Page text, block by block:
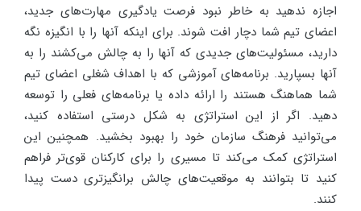
اجازه ندهید به خاطر نبود فرصت یادگیری مهارت‌های جدید،
اعضای تیم شما دچار افت شوند. برای اینکه آنها را با انگیزه نگه
دارید، مسئولیت‌های جدیدی که آنها را به چالش می‌کشند را به
آنها بسپارید. برنامه‌های آموزشی که با اهداف شغلی اعضای تیم
شما هماهنگ هستند را ارائه داده یا برنامه‌های فعلی را توسعه
دهید. اگر از این استراتژی به شکل درستی استفاده کنید،
می‌توانید فرهنگ سازمان خود را بهبود بخشید. همچنین این
استراتژی کمک می‌کند تا مسیری را برای کارکنان قوی‌تر فراهم
کنید تا بتوانند به موقعیت‌های چالش برانگیزتری دست پیدا
کنند.